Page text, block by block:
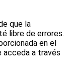
que la
libre de errores.
en el
acceda a través